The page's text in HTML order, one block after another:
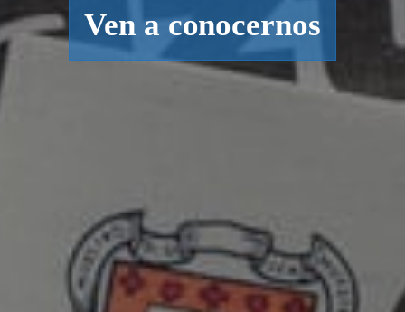
Ven a conocernos